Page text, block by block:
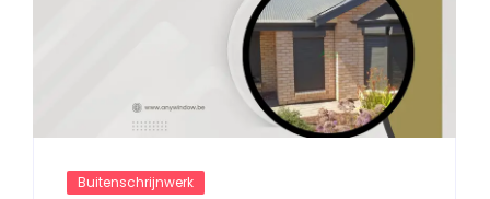
Buitenschrijnwerk